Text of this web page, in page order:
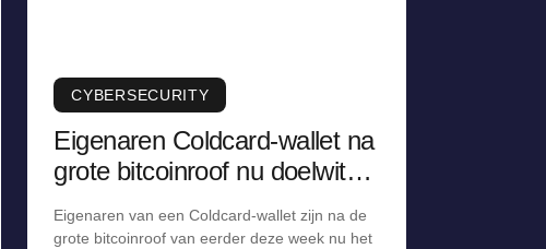
CYBERSECURITY
Eigenaren Coldcard-wallet na
grote bitcoinroof nu doelwit
Eigenaren van een Coldcard-wallet zijn na de
grote bitcoinroof van eerder deze week nu het